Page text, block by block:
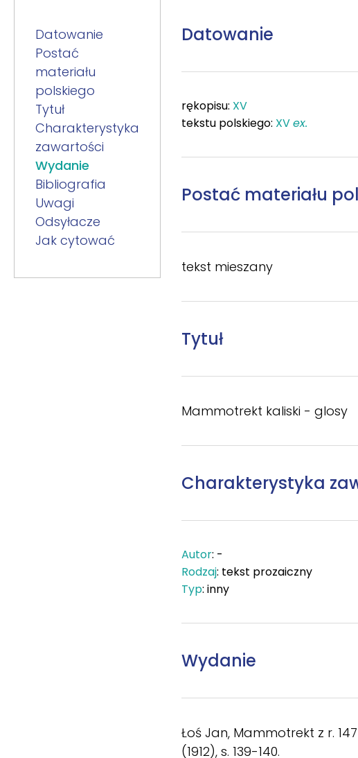
Datowanie
Postać
materiału
polskiego
Tytuł
Charakterystyka
zawartości
Wydanie
Bibliografia
Uwagi
Odsyłacze
Jak cytować
Datowanie
rękopisu: XV
tekstu polskiego: XVex.
Postać materiału
tekst mieszany
Tytuł
Mammotrekt kaliski - glosy
Charakterystyka
Autor: -
Rodzaj: tekst prozaiczny
Typ: inny
Wydanie
Łoś Jan, Mammotrekt z r.
(1912), s. 139-140.